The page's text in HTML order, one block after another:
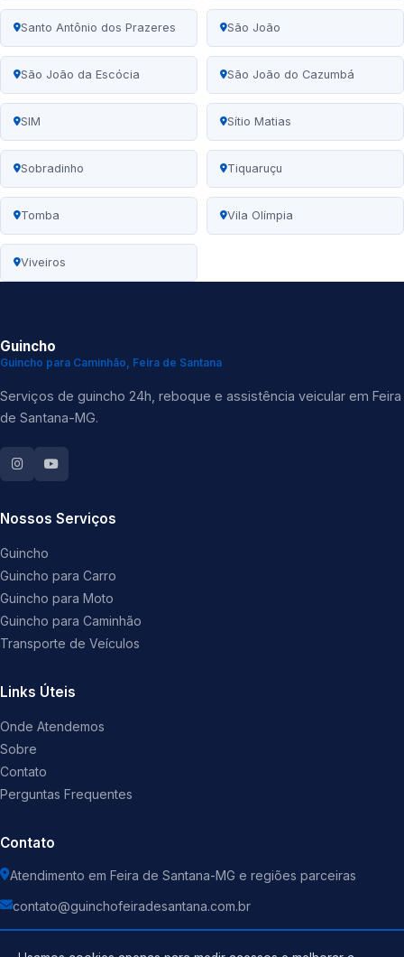
Santo Antônio dos Prazeres São João
São João da Escócia São João do Cazumbá
SIM Sítio Matias
Sobradinho Tiquaruçu
Tomba Vila Olímpia
Viveiros
Guincho
Guincho para Caminhão, Feira de Santana
Serviços de guincho 24h, reboque e assistência veicular em Feira
de Santana-MG.
Nossos Serviços
Guincho
Guincho para Carro
Guincho para Moto
Guincho para Caminhão
Transporte de Veículos
Links Úteis
Onde Atendemos
Sobre
Contato
Perguntas Frequentes
Contato
Atendimento em Feira de Santana-MG e regiões parceiras
contato@guinchofeiradesantana.com.br